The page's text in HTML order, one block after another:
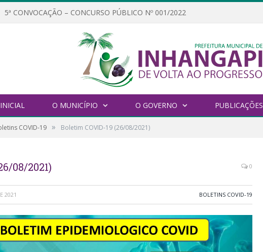
5ª CONVOCAÇÃO – CONCURSO PÚBLICO Nº 001/2022
O MUNICÍPIO O GOVERNO PUBLICAÇÕES
COVID-19 » Boletim COVID-19 (26/08/2021)
08/2021) 0
2021 BOLETINS COVID-19